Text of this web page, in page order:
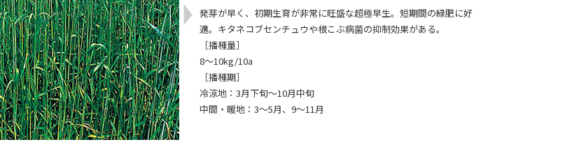
発芽が早く、初期生育が非常に旺盛な超極早生。短期間の緑肥に好
適。キタネコブセンチュウや根こぶ病菌の抑制効果がある。
［播種量］
8～10kg/10a
［播種期］
冷涼地：3月下旬～10月中旬
中間・暖地：3～5月、9～11月